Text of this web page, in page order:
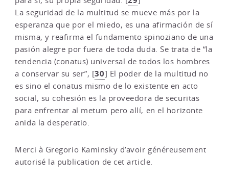
La seguridad de la multitud se mueve más por la
esperanza que por el miedo, es una afirmación de sí
misma, y reafirma el fundamento spinoziano de una
pasión alegre por fuera de toda duda. Se trata de “la
tendencia (conatus) universal de todos los hombres
a conservar su ser”, [30] El poder de la multitud no
es sino el conatus mismo de lo existente en acto
social, su cohesión es la proveedora de securitas
para enfrentar al metum pero allí, en el horizonte
anida la desperatio.
Merci à Gregorio Kaminsky d’avoir généreusement
autorisé la publication de cet article.